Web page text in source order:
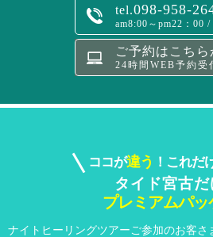
tel.098-958-
am8:00～pm22：00
ご予約はこちら
24時間WEB予約受
ココが違う ！これだ
タイド宮古だ
プレミアムパッ
ナイトヒーリングツアーご参加のお客さ